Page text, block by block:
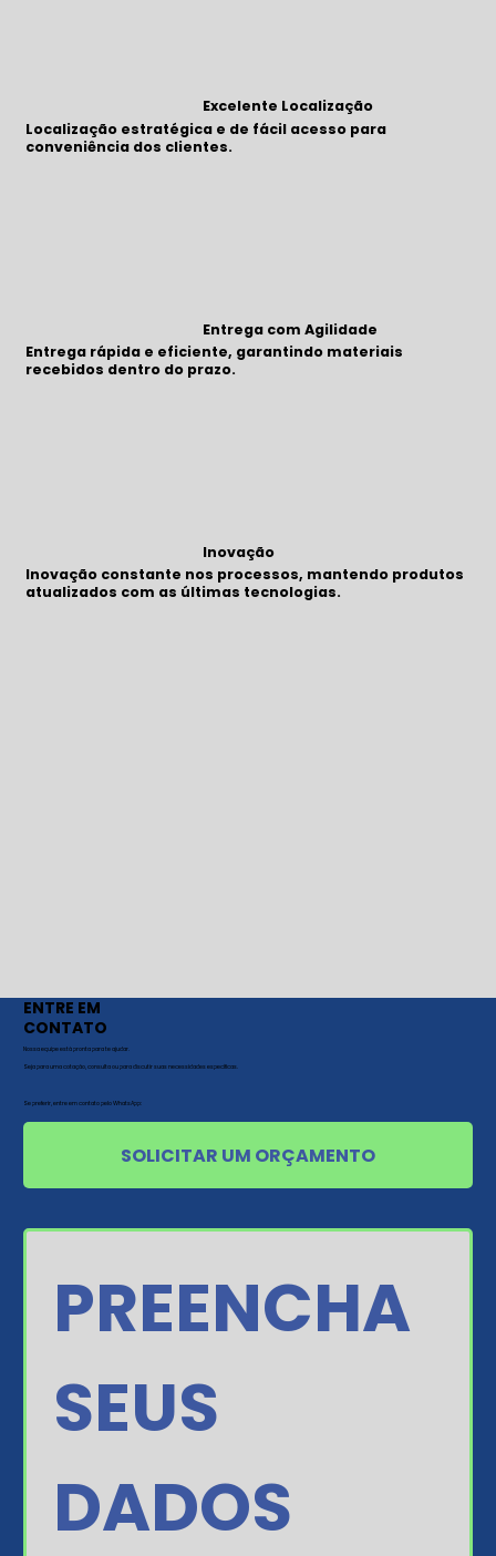
Excelente Localização
Localização estratégica e de fácil acesso para
conveniência dos clientes.
Entrega com Agilidade
Entrega rápida e eficiente, garantindo materiais
recebidos dentro do prazo.
Inovação
Inovação constante nos processos, mantendo produtos
atualizados com as últimas tecnologias.
ENTRE EM
CONTATO
Nossa equipe está pronta para te ajudar.
Seja para uma cotação, consulta ou para discutir suas necessidades específicas.
Se preferir, entre em contato pelo WhatsApp:
SOLICITAR UM ORÇAMENTO
PREENCHA
SEUS
DADOS